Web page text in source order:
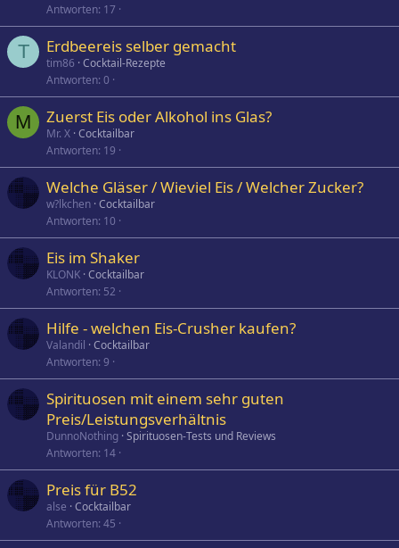
Antworten 17
T Erdbeereis selber gemacht
tim86 Cocktail-Rezepte
Antworten 0
M Zuerst Eis oder Alkohol ins Glas?
Mr. X Cocktailbar
Antworten 19
Welche Gläser / Wieviel Eis / Welcher Zucker?
w?lkchen Cocktailbar
Antworten 10
Eis im Shaker
KLONK Cocktailbar
Antworten 52
Hilfe - welchen Eis-Crusher kaufen?
Valandil Cocktailbar
Antworten 9
Spirituosen mit einem sehr guten
Preis/Leistungsverhältnis
DunnoNothing Spirituosen-Tests und Reviews
Antworten 14
Preis für B52
alse Cocktailbar
Antworten 45